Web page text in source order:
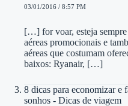
03/01/2016 / 8:57 PM
[…] for voar, esteja sempre
aéreas promocionais e
aéreas que costumam
baixos: Ryanair, […]
8 dicas para economizar e
sonhos - Dicas de viagem